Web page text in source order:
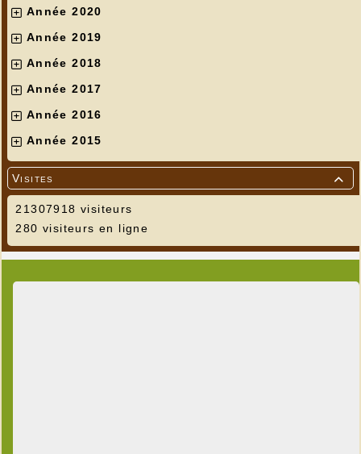
Année 2020
Année 2019
Année 2018
Année 2017
Année 2016
Année 2015

Visites
21307918 visiteurs
280 visiteurs en ligne